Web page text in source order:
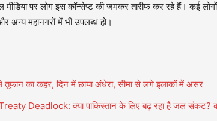
मीडिया पर लोग इस कॉन्सेप्ट की जमकर तारीफ कर रहे हैं। कई
अन्य महानगरों में भी उपलब्ध हो।
तूफान का कहर, दिन में छाया अंधेरा, सीमा से लगे इलाकों में असर
Deadlock: क्या पाकिस्तान के लिए बढ़ रहा है जल संकट?